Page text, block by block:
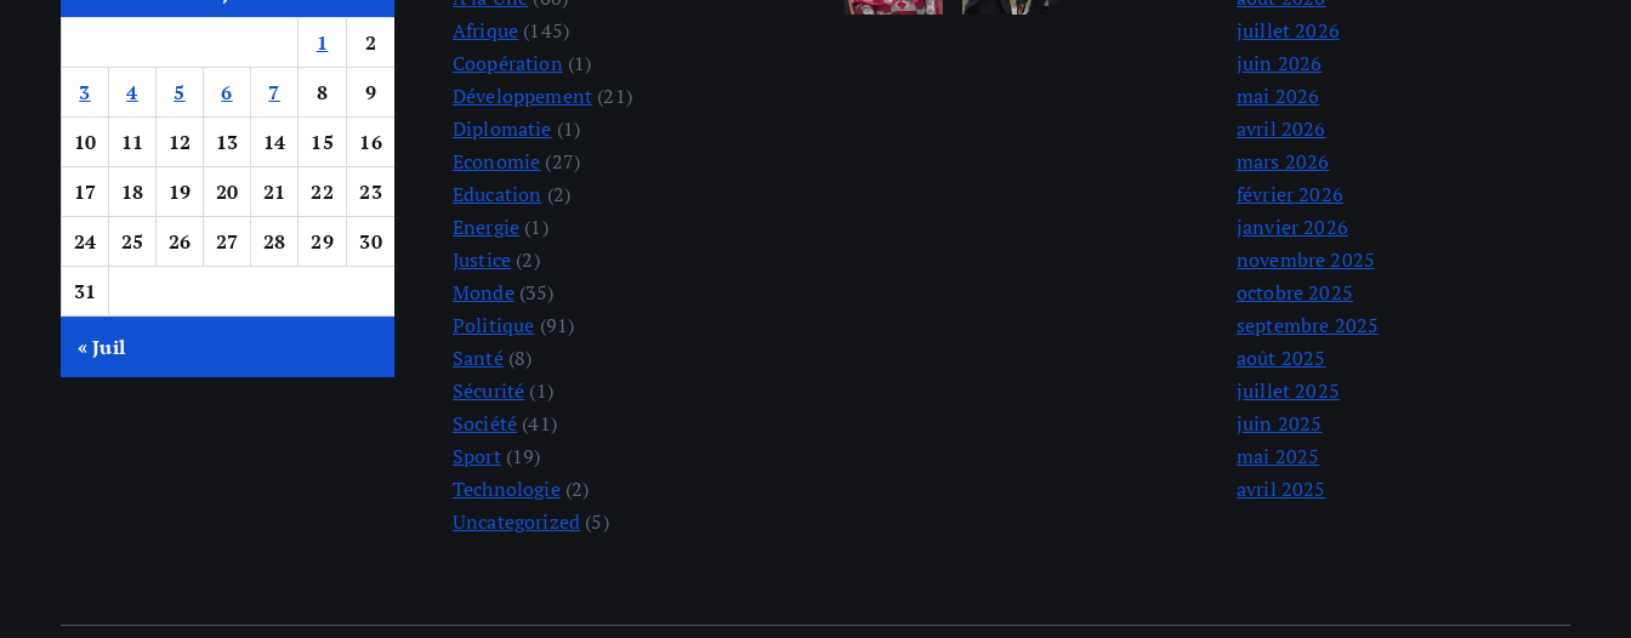
1
2
3
4 5 6 7 8
9
10
11 12 13 14 15
16
17
18 19 20 21 22
23
24
25 26 27 28 29
30
31
« Juil
Afrique (145)
Coopération (1)
Développement (21)
Diplomatie (1)
Economie (27)
Education (2)
Energie (1)
Justice (2)
Monde(35)
Politique (91)
Santé(8)
Sécurité (1)
Société (41)
Sport(19)
Technologie(2)
Uncategorized (5)
juillet 2026
juin 2026
mai 2026
avril 2026
mars 2026
février 2026
janvier 2026
novembre 2025
octobre 2025
septembre 2025
août 2025
juillet 2025
juin 2025
mai 2025
avril 2025